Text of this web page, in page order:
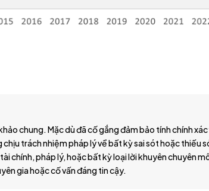
chung. Mặc dù đã cố gắng đảm bảo tính chính
trách nhiệm pháp lý về bất kỳ sai sót hoặc thiếu
chính, pháp lý, hoặc bất kỳ loại lời khuyên chuyên
gia hoặc cố vấn đáng tin cậy.